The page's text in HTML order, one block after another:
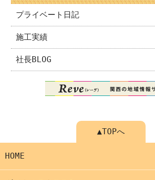
プライベート日記
施工実績
社長BLOG
▲TOPへ
HOME